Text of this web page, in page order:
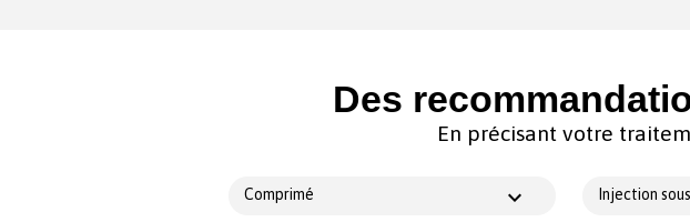
Des
En précisant votre
Comprimé Injection